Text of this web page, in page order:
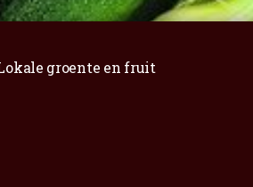
groente en fruit